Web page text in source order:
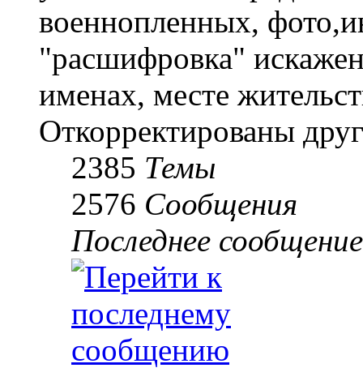
военнопленных,
"расшифровка"
именах, месте
Откорректированы
2385 Темы
2576 Сообщения
Последнее сообщение